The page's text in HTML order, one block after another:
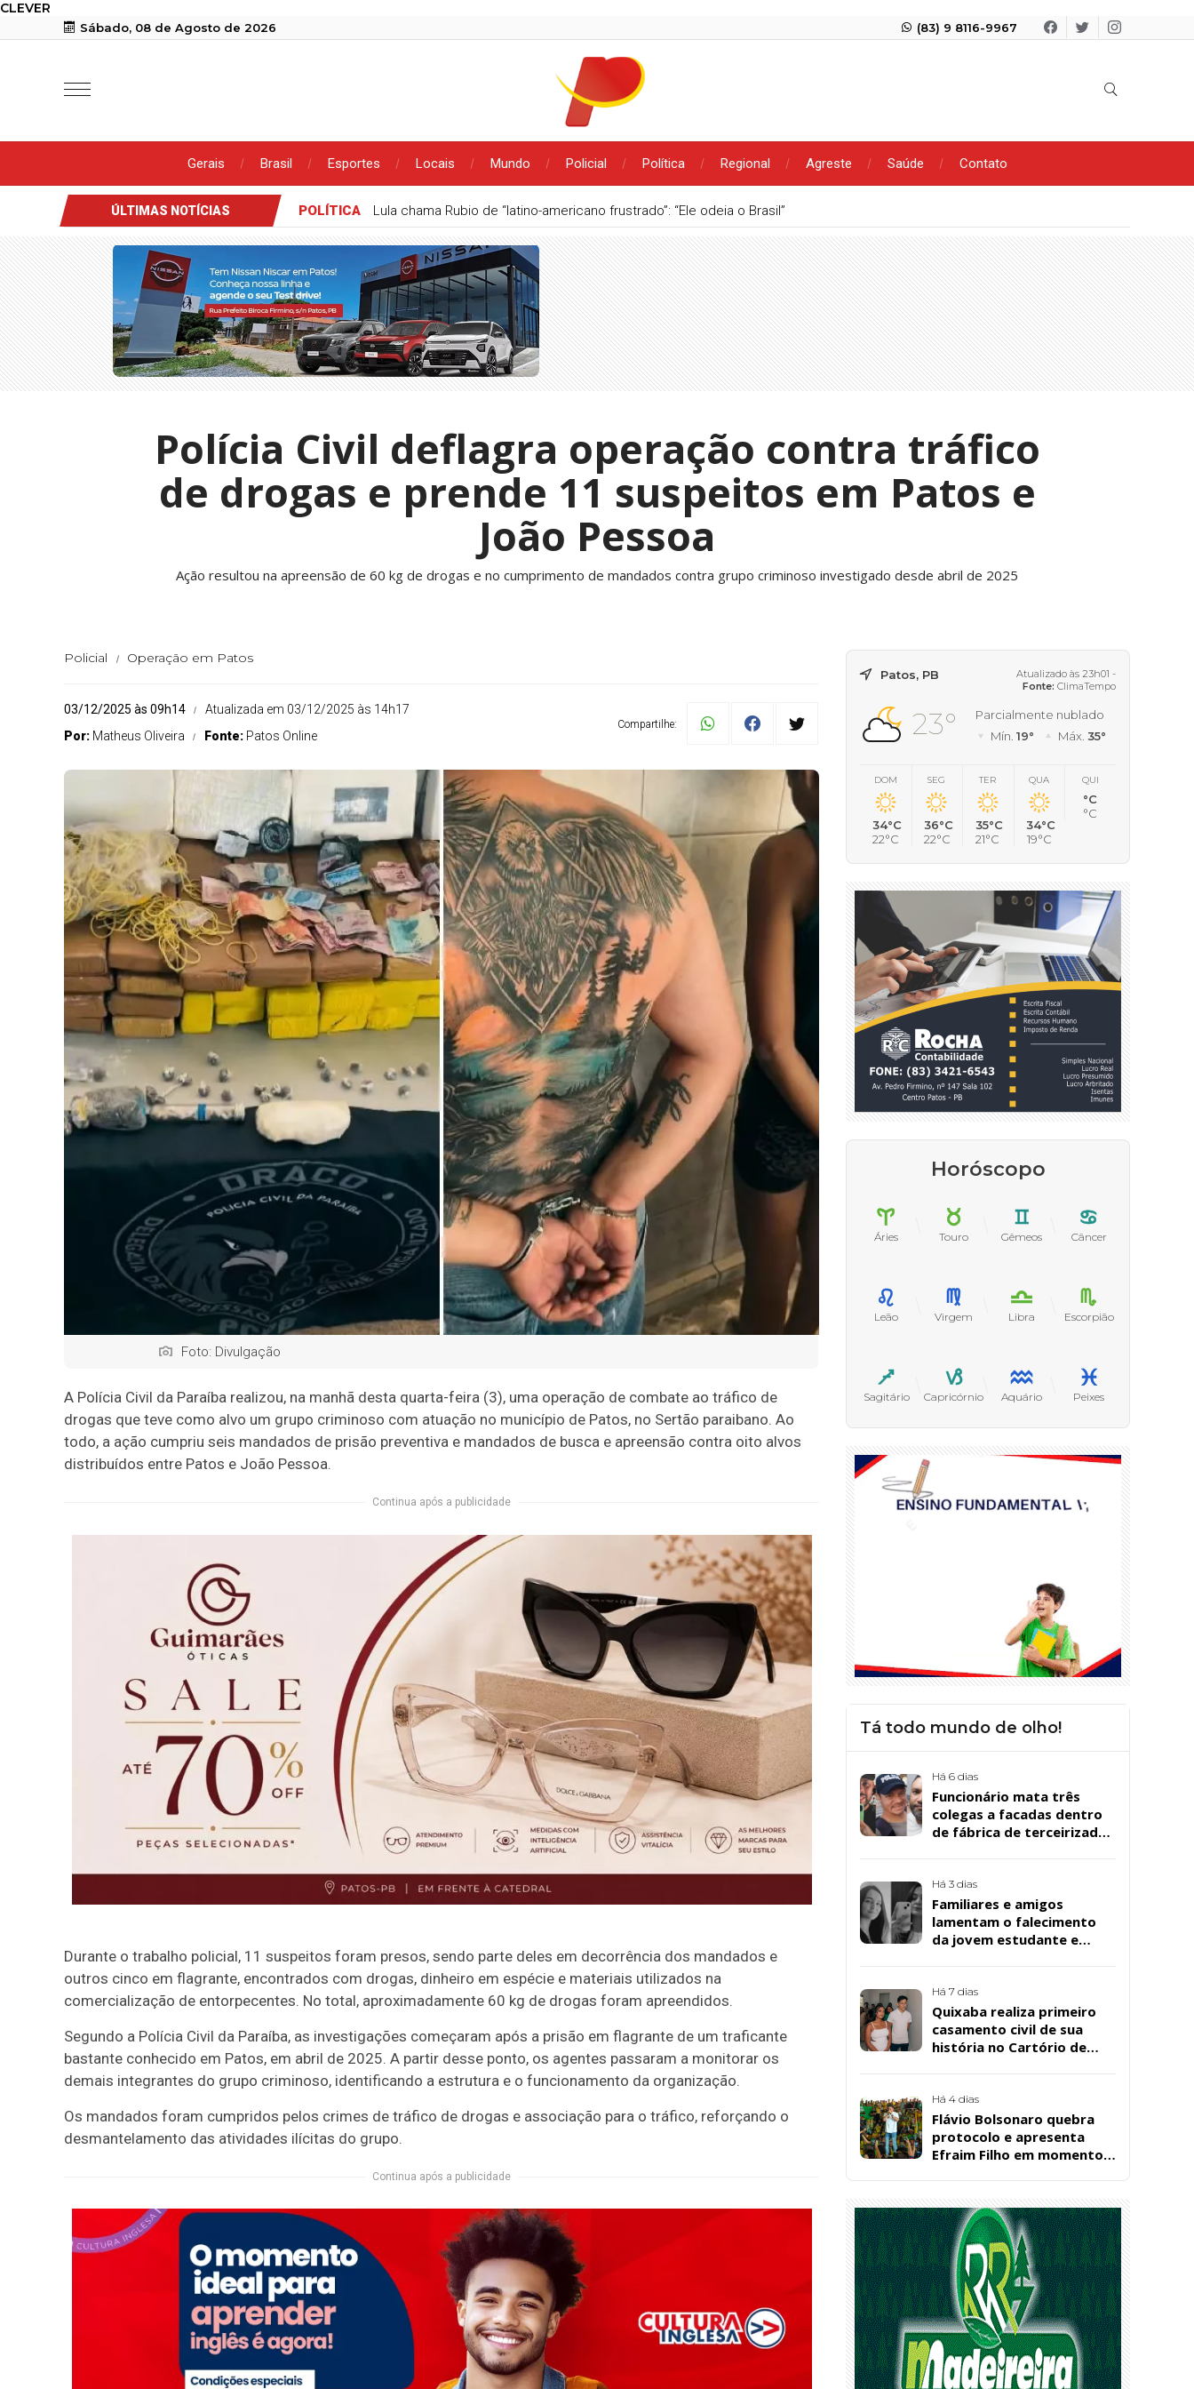
CLEVER
Sábado, 08 de Agosto de 2026 (83) 9 8116-9967
Gerais Brasil Esportes Locais Mundo Policial Política Regional Agreste Saúde Contato
ÚLTIMAS NOTÍCIAS IMPORTUNAÇÃO SEXUAL Polícia Militar conduz homem à delegacia após denúncia de importunação sexual em condomínio de Patos
Polícia Civil deflagra operação contra tráfico
de drogas e prende 11 suspeitos em Patos e
João Pessoa
Ação resultou na apreensão de 60 kg de drogas e no cumprimento de mandados contra grupo criminoso investigado desde abril de 2025
Policial Operação em Patos
03/12/2025 às 09h14
Atualizada em 03/12/2025 às 14h17
Por: Matheus Oliveira Fonte: Patos Online
Compartilhe:
Foto: Divulgação
A Polícia Civil da Paraíba realizou, na manhã desta quarta-feira (3), uma operação de combate ao tráfico de
drogas que teve como alvo um grupo criminoso com atuação no município de Patos, no Sertão paraibano. Ao
todo, a ação cumpriu seis mandados de prisão preventiva e mandados de busca e apreensão contra oito alvos
distribuídos entre Patos e João Pessoa.
Continua após a publicidade
Durante o trabalho policial, 11 suspeitos foram presos, sendo parte deles em decorrência dos mandados e
outros cinco em flagrante, encontrados com drogas, dinheiro em espécie e materiais utilizados na
comercialização de entorpecentes. No total, aproximadamente 60 kg de drogas foram apreendidos.
Segundo a Polícia Civil da Paraíba, as investigações começaram após a prisão em flagrante de um traficante
bastante conhecido em Patos, em abril de 2025. A partir desse ponto, os agentes passaram a monitorar os
demais integrantes do grupo criminoso, identificando a estrutura e o funcionamento da organização.
Os mandados foram cumpridos pelos crimes de tráfico de drogas e associação para o tráfico, reforçando o
desmantelamento das atividades ilícitas do grupo.
Continua após a publicidade
Patos, PB
Atualizado às 23h01 -
Fonte: ClimaTempo
23°
Parcialmente nublado
Mín. 19° Máx. 35°
DOM
34°C
22°C
SEG
36°C
22°C
TER
35°C
21°C
QUA
34°C
19°C
QUI
°C
°C
Horóscopo
Áries Touro Gêmeos Câncer
Leão Virgem Libra Escorpião
Sagitário Capricórnio Aquário Peixes
Tá todo mundo de olho!
Há 6 dias
Funcionário mata três
colegas a facadas dentro
de fábrica de terceirizada
Há 3 dias
Familiares e amigos
lamentam o falecimento
da jovem estudante e
Santos, em Patos
Há 7 dias
Quixaba realiza primeiro
casamento civil de sua
história no Cartório de
Há 4 dias
Flávio Bolsonaro quebra
protocolo e apresenta
Efraim Filho em momento